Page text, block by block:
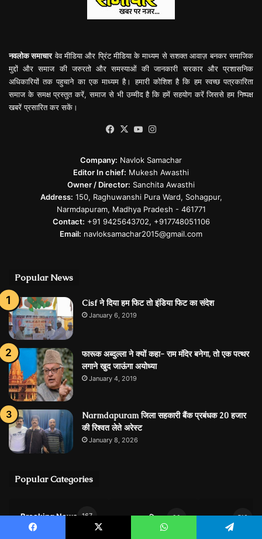
नवलोक समाचारवेव मीडिया और प्रिंट मीडिया के माध्यम से सशक्त आवाज़ बनकर समाजिक
मुद्दों और समाज की जरुरतो और समस्याओं की जानकारी सरकार और प्रशासनिक
अधिकारियों तक पहुचाने का एक माध्यम है। हमारी कोशिश है कि हम स्वच्छ पत्रकारिता
समाज के समक्ष प्रस्तुत करें, समाज से भी उम्मीद है कि हमें सहयोग करें जिससे हम निष्पक्ष
खबरें प्रसारित कर सकें।
Facebook
X YouTube
Company: Navlok Samachar
Editor In chief: Mukesh Awasthi
Owner / Director: Sanchita Awasthi
Address: 150, Raghuwanshi Pura Ward, Sohagpur,
Narmdapuram, Madhya Pradesh - 461771
Contact: +91 9425643702, +917748051106
Email: navloksamachar2015@gmail.com
Popular News
Cisf ने दिया हम फिट तो इंडिया फिट का संदेश
January 6, 2019
फारूक अब्दुल्ला ने क्यों कहा- राम मंदिर बनेगा, तो एक पत्थर
लगाने खुद जाऊंगा अयोध्या
January 4, 2019
Narmdapuram जिला सहकारी बैंक प्रबंधक 20 हजार
की रिश्वत लेते अरेस्ट
January 8, 2026
Popular Categories
Breaking News 167 आज का राशिफल 90 आसपास 513